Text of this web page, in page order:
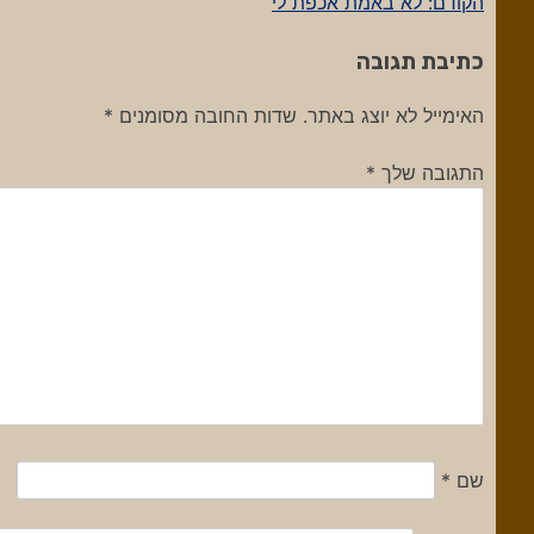
ניווט
כתיבת תגובה
האימייל לא יוצג באתר. שדות החובה מסומנים *
התגובה שלך *
שם *